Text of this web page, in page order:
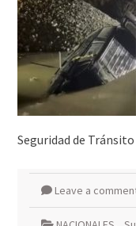
Seguridad de
Leave a